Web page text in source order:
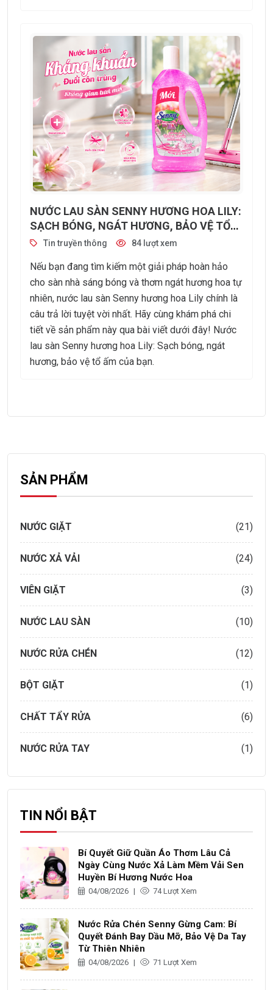
NƯỚC LAU SÀN SENNY HƯƠNG HOA LILY:
SẠCH BÓNG, NGÁT HƯƠNG, BẢO VỆ TỔ
ẤM CỦA BẠN
Tin truyền thông 84 lượt xem
Nếu bạn đang tìm kiếm một giải pháp hoàn hảo
cho sàn nhà sáng bóng và thơm ngát hương hoa tự
nhiên, nước lau sàn Senny hương hoa Lily chính là
câu trả lời tuyệt vời nhất. Hãy cùng khám phá chi
tiết về sản phẩm này qua bài viết dưới đây! Nước
lau sàn Senny hương hoa Lily: Sạch bóng, ngát
hương, bảo vệ tổ ấm của bạn.
SẢN PHẨM
NƯỚC GIẶT (21)
NƯỚC XẢ VẢI (24)
VIÊN GIẶT (3)
NƯỚC LAU SÀN (10)
NƯỚC RỬA CHÉN (12)
BỘT GIẶT (1)
CHẤT TẨY RỬA (6)
NƯỚC RỬA TAY (1)
TIN NỔI BẬT
Bí Quyết Giữ Quần Áo Thơm Lâu Cả
Ngày Cùng Nước Xả Làm Mềm Vải Sen
Huyền Bí Hương Nước Hoa
04/08/2026 | 74 Lượt Xem
Nước Rửa Chén Senny Gừng Cam: Bí
Quyết Đánh Bay Dầu Mỡ, Bảo Vệ Da Tay
Từ Thiên Nhiên
04/08/2026 | 71 Lượt Xem